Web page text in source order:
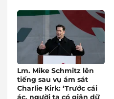
Lm. Mike Schmitz lên
tiếng sau vụ ám sát
Charlie Kirk: ‘Trước cái
ác, người ta có giận dữ